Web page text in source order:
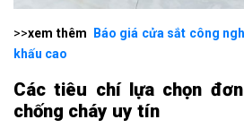
>>xem thêm
Báo giá cửa sắt công
khấu cao
Các tiêu chí lựa chọn
chống cháy uy tín